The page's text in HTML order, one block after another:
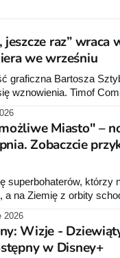
jeszcze raz” wraca
we wrześniu
graficzna Bartosza
wznowienia. Timof
wydanie ukazało się w
Miasto" –
Zobaczcie
superbohaterów, którzy
a na Ziemię z orbity
Jeda MacKaya trafia
na przykładowe
2026
Wizje -
w Disney+